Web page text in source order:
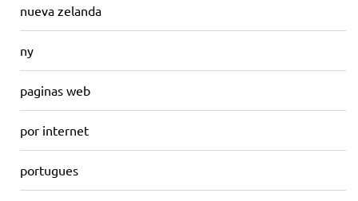
nueva zelanda
ny
paginas web
por internet
portugues